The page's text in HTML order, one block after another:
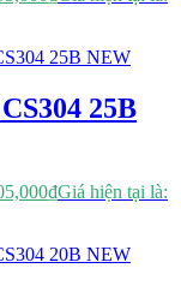
25B
₫Giá hiện tại là: